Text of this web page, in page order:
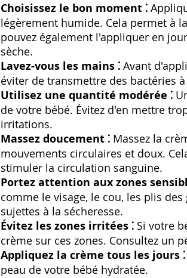
Choisissez le bon moment ⁚
légèrement humide. Cela permet à
pouvez également l'appliquer en
sèche.
Lavez-vous les mains ⁚ Avant
éviter de transmettre des bactéries
Utilisez une quantité modérée ⁚
de votre bébé. Évitez d'en mettre
irritations.
Massez doucement ⁚ Massez la
mouvements circulaires et doux.
stimuler la circulation sanguine.
Portez attention aux zones
comme le visage, le cou, les plis
sujettes à la sécheresse.
Évitez les zones irritées ⁚ Si votre
crème sur ces zones. Consultez un
Appliquez la crème tous les jours ⁚
peau de votre bébé hydratée.